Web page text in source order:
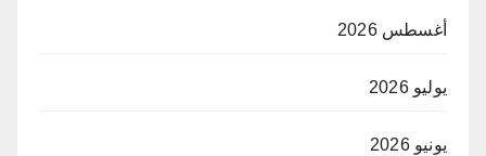
أغسطس 2026
يوليو 2026
يونيو 2026